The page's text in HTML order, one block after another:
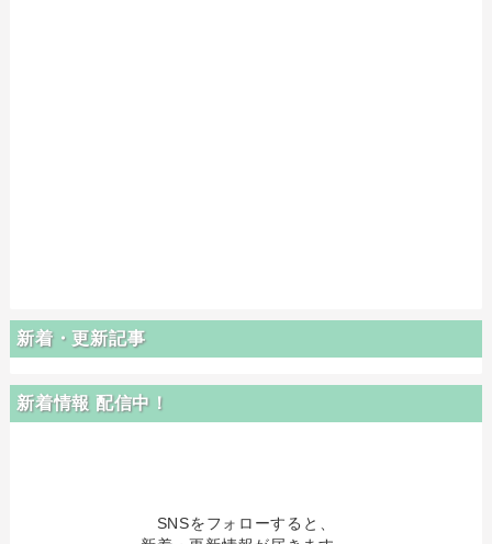
新着・更新記事
新着情報 配信中！
SNSをフォローすると、